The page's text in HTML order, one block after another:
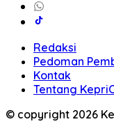
Redaksi
Pedoman
Kontak
Tentang
© copyright 2026